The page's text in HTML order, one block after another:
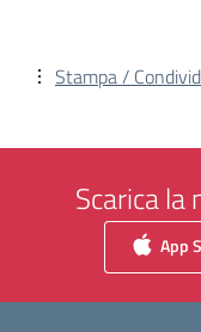
Stampa /
Scarica
App